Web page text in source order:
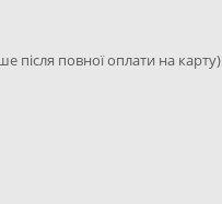
після повної оплати на карту)